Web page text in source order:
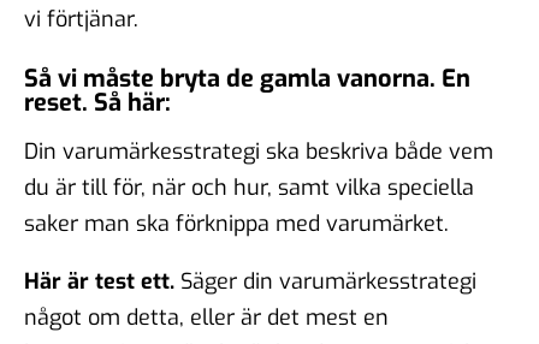
vi förtjänar.
Så vi måste bryta de gamla vanorna. En
reset. Så här:
Din varumärkesstrategi ska beskriva både vem
du är till för, när och hur, samt vilka speciella
saker man ska förknippa med varumärket.
Här är test ett. Säger din varumärkesstrategi
något om detta, eller är det mest en